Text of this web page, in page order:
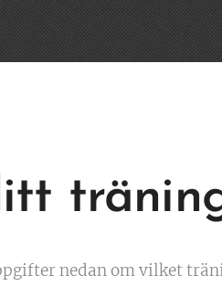
nedan om vilket